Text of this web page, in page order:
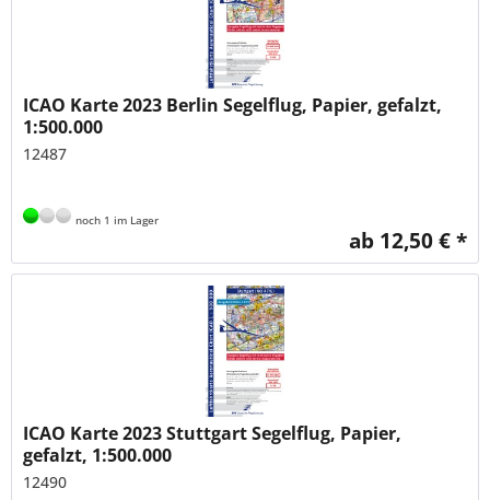
ICAO Karte 2023 Berlin Segelflug, Papier, gefalzt,
1:500.000
12487
noch 1 im Lager
ab 12,50 € *
ICAO Karte 2023 Stuttgart Segelflug, Papier,
gefalzt, 1:500.000
12490